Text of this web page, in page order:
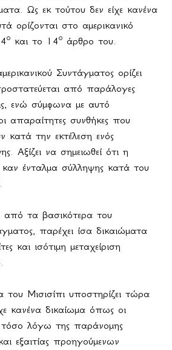
Ως εκ τούτου δεν είχε κανένα
ορίζονται στο αμερικανικό
ο και το 14ο άρθρο του.
Συντάγματος ορίζει
από παράλογες
ενώ σύμφωνα με αυτό
απαραίτητες συνθήκες που
κατά την εκτέλεση ενός
Αξίζει να σημειωθεί ότι η
καν ένταλμα σύλληψης κατά του
από τα βασικότερα του
παρέχει ίσα δικαιώματα
και ισότιμη μεταχείριση
του Μισισίπι υποστηρίζει τώρα
κανένα δικαίωμα όπως οι
τόσο λόγω της παράνομης
εξαιτίας προηγούμενων